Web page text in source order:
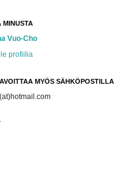
MINUSTA
Vuo-Cho
profiilia
MYÖS SÄHKÖPOSTILLA